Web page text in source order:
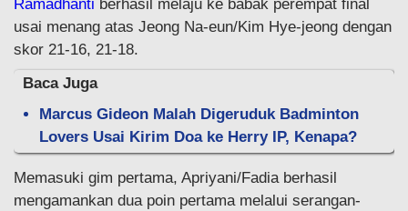
Ramadhanti berhasil melaju ke babak perempat final
usai menang atas Jeong Na-eun/Kim Hye-jeong dengan
skor 21-16, 21-18.
Baca Juga
Marcus Gideon Malah Digeruduk Badminton
Lovers Usai Kirim Doa ke Herry IP, Kenapa?
Memasuki gim pertama, Apriyani/Fadia berhasil
mengamankan dua poin pertama melalui serangan-